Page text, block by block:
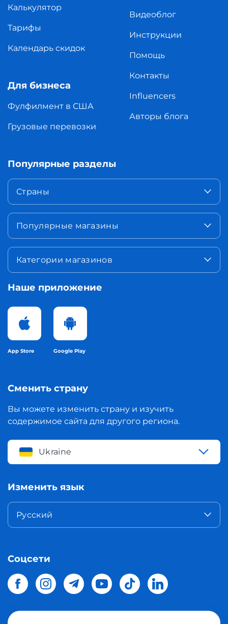
Калькулятор
Тарифы
Календарь скидок
Для бизнеса
Фулфилмент в США
Грузовые перевозки
Видеоблог
Инструкции
Помощь
Контакты
Influencers
Авторы блога
Популярные разделы
Страны
Популярные магазины
Категории магазинов
Наше приложение
App Store Google Play
Сменить страну
Вы можете изменить страну и изучить
содержимое сайта для другого региона.
Ukraine
Изменить язык
Русский
Соцсети